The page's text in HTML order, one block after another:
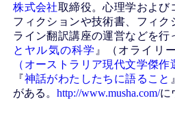
株式会社取締役。心理学および
フィクションや技術書、フィク
ライン翻訳講座の運営などを行
とヤル気の科学 』（オライリ
（オーストラリア現代文学傑作
『神話がわたしたちに語ること
がある。http://www.musha.com/に